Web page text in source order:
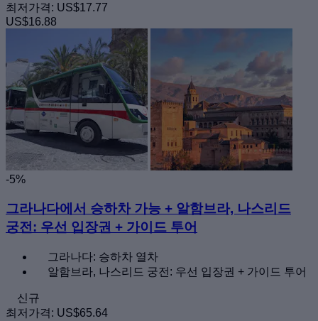
최저가격: US$17.77
US$16.88
-5%
그라나다에서 승하차 가능 + 알함브라, 나스리드
궁전: 우선 입장권 + 가이드 투어
그라나다: 승하차 열차
알함브라, 나스리드 궁전: 우선 입장권 + 가이드 투어
신규
최저가격: US$65.64